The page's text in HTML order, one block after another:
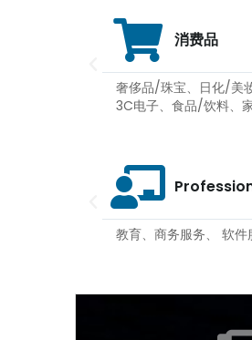
消费品
奢侈品/珠宝、日化/美
3C电子、食品/饮料、
教育、商务服务、 软件